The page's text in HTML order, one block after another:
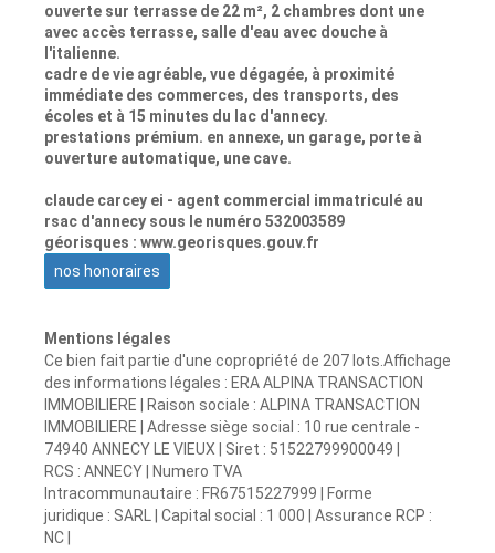
ouverte sur terrasse de 22 m², 2 chambres dont une
avec accès terrasse, salle d'eau avec douche à
l'italienne.
cadre de vie agréable, vue dégagée, à proximité
immédiate des commerces, des transports, des
écoles et à 15 minutes du lac d'annecy.
prestations prémium. en annexe, un garage, porte à
ouverture automatique, une cave.
claude carcey ei - agent commercial immatriculé au
rsac d'annecy sous le numéro 532003589
géorisques : www.georisques.gouv.fr
nos honoraires
Mentions légales
Ce bien fait partie d'une copropriété de 207 lots.Affichage
des informations légales : ERA ALPINA TRANSACTION
IMMOBILIERE | Raison sociale : ALPINA TRANSACTION
IMMOBILIERE | Adresse siège social : 10 rue centrale -
74940 ANNECY LE VIEUX | Siret : 51522799900049 |
RCS : ANNECY | Numero TVA
Intracommunautaire : FR67515227999 | Forme
juridique : SARL | Capital social : 1 000 | Assurance RCP :
NC |